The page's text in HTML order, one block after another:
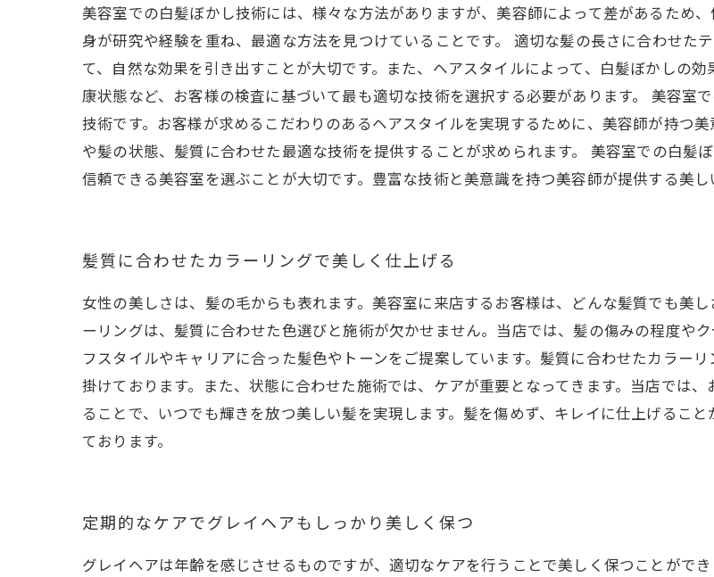
美容室での白髪ぼかし技術には、様々な方法がありますが、美容師によって差があるため
身が研究や経験を重ね、最適な方法を見つけていることです。 適切な髪の長さに合わせた
て、自然な効果を引き出すことが大切です。また、ヘアスタイルによって、白髪ぼかしの
康状態など、お客様の検査に基づいて最も適切な技術を選択する必要があります。 美容室
技術です。お客様が求めるこだわりのあるヘアスタイルを実現するために、美容師が持つ
や髪の状態、髪質に合わせた最適な技術を提供することが求められます。 美容室での白髪
信頼できる美容室を選ぶことが大切です。豊富な技術と美意識を持つ美容師が提供する美し
髪質に合わせたカラーリングで美しく仕上げる
女性の美しさは、髪の毛からも表れます。美容室に来店するお客様は、どんな髪質でも美
ーリングは、髪質に合わせた色選びと施術が欠かせません。当店では、髪の傷みの程度や
フスタイルやキャリアに合った髪色やトーンをご提案しています。髪質に合わせたカラー
掛けております。また、状態に合わせた施術では、ケアが重要となってきます。当店では
ることで、いつでも輝きを放つ美しい髪を実現します。髪を傷めず、キレイに仕上げるこ
ております。
定期的なケアでグレイヘアもしっかり美しく保つ
グレイヘアは年齢を感じさせるものですが、適切なケアを行うことで美しく保つことがで